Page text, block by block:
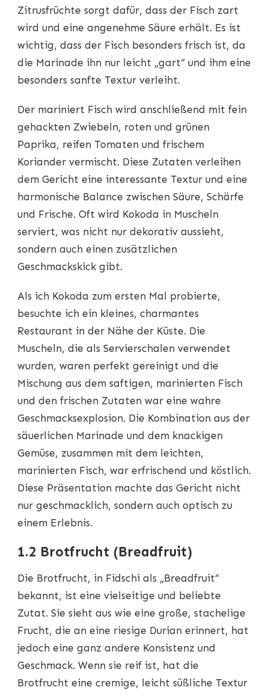
Zitrusfrüchte sorgt dafür, dass der Fisch zart
wird und eine angenehme Säure erhält. Es ist
wichtig, dass der Fisch besonders frisch ist, da
die Marinade ihn nur leicht „gart“ und ihm eine
besonders sanfte Textur verleiht.
Der mariniert Fisch wird anschließend mit fein
gehackten Zwiebeln, roten und grünen
Paprika, reifen Tomaten und frischem
Koriander vermischt. Diese Zutaten verleihen
dem Gericht eine interessante Textur und eine
harmonische Balance zwischen Säure, Schärfe
und Frische. Oft wird Kokoda in Muscheln
serviert, was nicht nur dekorativ aussieht,
sondern auch einen zusätzlichen
Geschmackskick gibt.
Als ich Kokoda zum ersten Mal probierte,
besuchte ich ein kleines, charmantes
Restaurant in der Nähe der Küste. Die
Muscheln, die als Servierschalen verwendet
wurden, waren perfekt gereinigt und die
Mischung aus dem saftigen, marinierten Fisch
und den frischen Zutaten war eine wahre
Geschmacksexplosion. Die Kombination aus der
säuerlichen Marinade und dem knackigen
Gemüse, zusammen mit dem leichten,
marinierten Fisch, war erfrischend und köstlich.
Diese Präsentation machte das Gericht nicht
nur geschmacklich, sondern auch optisch zu
einem Erlebnis.
1.2 Brotfrucht (Breadfruit)
Die Brotfrucht, in Fidschi als „Breadfruit“
bekannt, ist eine vielseitige und beliebte
Zutat. Sie sieht aus wie eine große, stachelige
Frucht, die an eine riesige Durian erinnert, hat
jedoch eine ganz andere Konsistenz und
Geschmack. Wenn sie reif ist, hat die
Brotfrucht eine cremige, leicht süßliche Textur